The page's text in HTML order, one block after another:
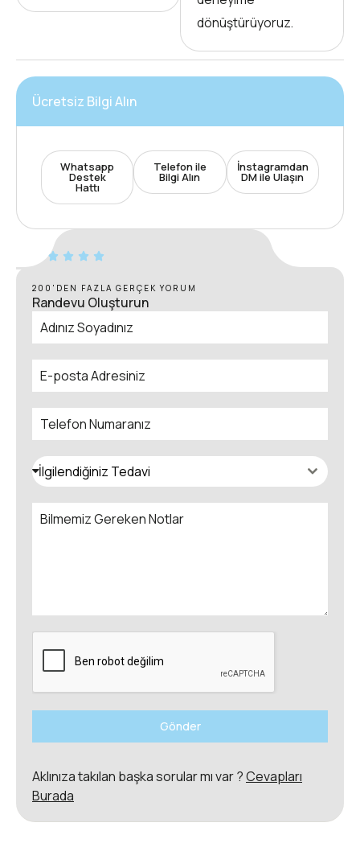
dönüştürüyoruz.
Ücretsiz Bilgi Alın
Whatsapp
Destek
Hattı
Telefon ile
Bilgi Alın
İnstagramdan
DM ile Ulaşın
200'DEN FAZLA GERÇEK YORUM
Randevu Oluşturun
İlgilendiğiniz Tedavi
Gönder
Aklınıza takılan başka sorular mı var ?Cevapları
Burada